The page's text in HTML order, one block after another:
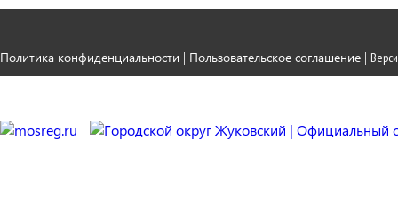
Политика конфиденциальности | Пользовательское соглашение |